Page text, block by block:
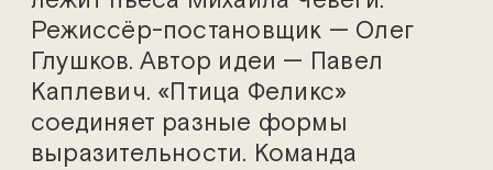
Режиссёр-постановщик — Олег
Глушков. Автор идеи — Павел
Каплевич. «Птица Феликс»
соединяет разные формы
выразительности. Команда